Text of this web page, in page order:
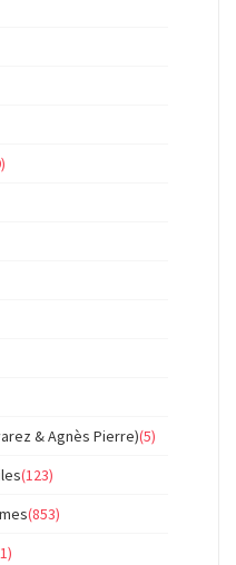
& Agnès Pierre)(5)
(123)
(853)